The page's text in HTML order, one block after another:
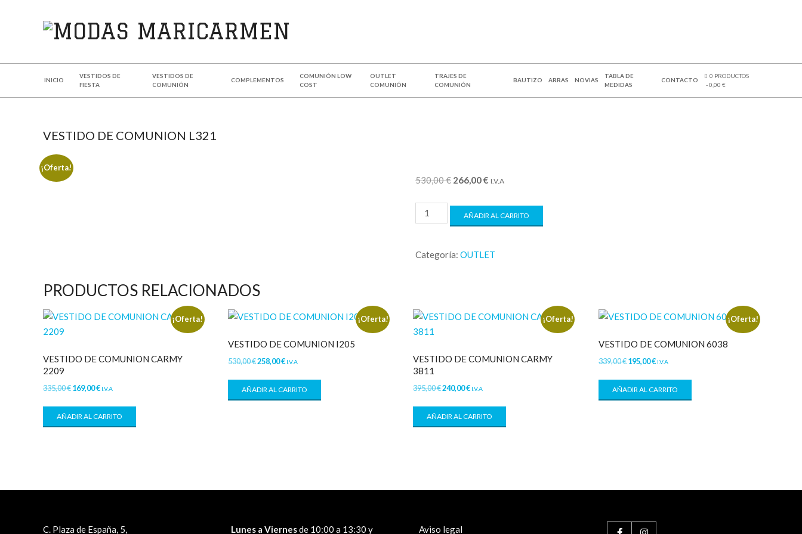
MARICARMEN
INICIO
VESTIDOS DE
FIESTA
VESTIDOS DE
COMUNIÓN
COMPLEMENTOS
COMUNIÓN LOW
COST
OUTLET
COMUNIÓN
TRAJES DE
COMUNIÓN
BAUTIZO ARRAS NOVIAS
TABLA DE
MEDIDAS
CONTACTO
0 PRODUCTOS
0,00 €
VESTIDO DE COMUNION L321
¡Oferta!
530,00€ 266,00€ I.V.A
AÑADIR AL CARRITO
Categoría: OUTLET
PRODUCTOS RELACIONADOS
¡Oferta!
VESTIDO DE COMUNION CARMY
2209
335,00€169,00€ I.V.A
AÑADIR AL CARRITO
¡Oferta!
VESTIDO DE COMUNION I205
530,00€258,00€ I.V.A
AÑADIR AL CARRITO
¡Oferta!
VESTIDO DE COMUNION CARMY
3811
395,00€240,00€ I.V.A
AÑADIR AL CARRITO
¡Oferta!
VESTIDO DE COMUNION 6038
339,00€ 195,00€ I.V.A
AÑADIR AL CARRITO
C. Plaza de España, 5, Lunes a Viernesde 10:00 a 13:30 y Aviso legal